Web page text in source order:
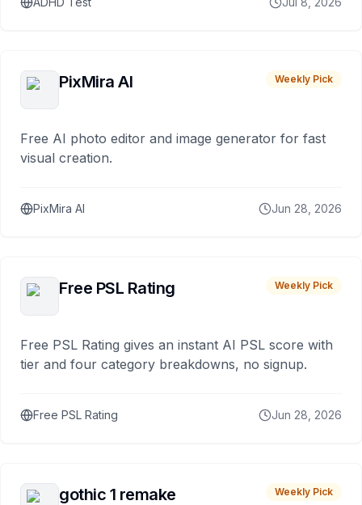
PixMira AI Weekly Pick
Free AI photo editor and image generator for fast
visual creation.
PixMira AI Jun 28, 2026
Free PSL Rating Weekly Pick
Free PSL Rating gives an instant AI PSL score with
tier and four category breakdowns, no signup.
Free PSL Rating Jun 28, 2026
gothic 1 remake Weekly Pick